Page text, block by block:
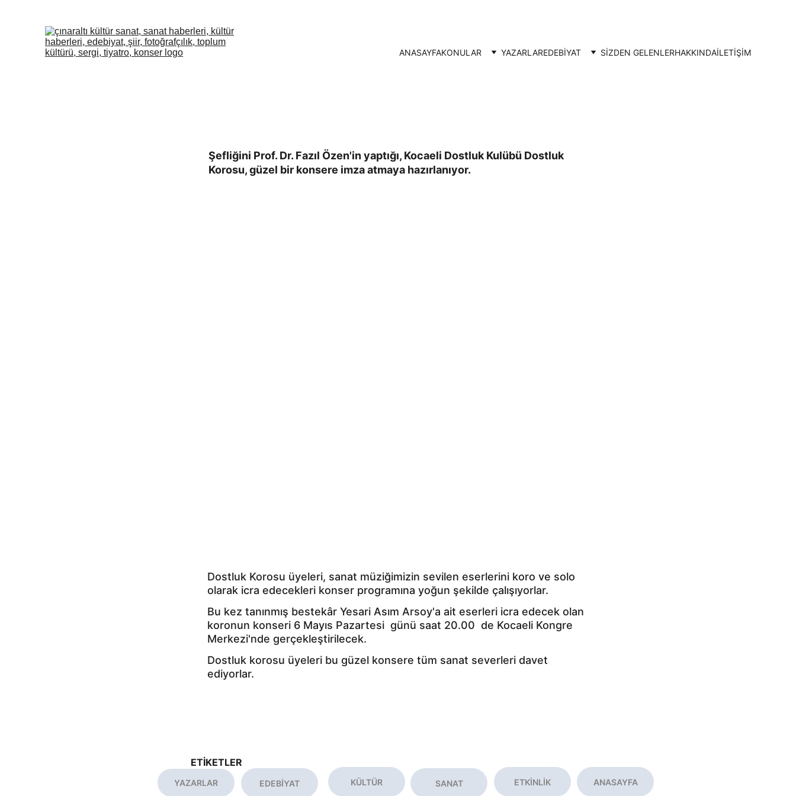
ANASAYFAKONULAR YAZARLAREDEBİYAT SİZDEN GELENLERHAKKINDAİLETIŞIM
Dostluk Korosu üyeleri, sanat müziğimizin sevilen eserlerini koro ve solo
olarak icra edecekleri konser programına yoğun şekilde çalışıyorlar.
Bu kez tanınmış bestekâr Yesari Asım Arsoy'a ait eserleri icra edecek olan
koronun konseri 6 Mayıs Pazartesi  günü saat 20.00  de Kocaeli Kongre
Merkezi'nde gerçekleştirilecek.
Dostluk korosu üyeleri bu güzel konsere tüm sanat severleri davet
ediyorlar.
Şefliğini Prof. Dr. Fazıl Özen'in yaptığı, Kocaeli Dostluk Kulübü Dostluk
Korosu, güzel bir konsere imza atmaya hazırlanıyor.
ETİKETLER
YAZARLAR EDEBİYAT KÜLTÜR SANAT ANASAYFA
ETKİNLİK